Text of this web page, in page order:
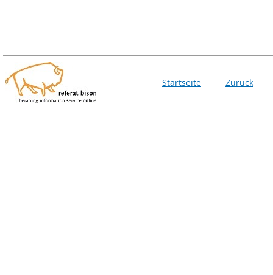
Startseite Zurück